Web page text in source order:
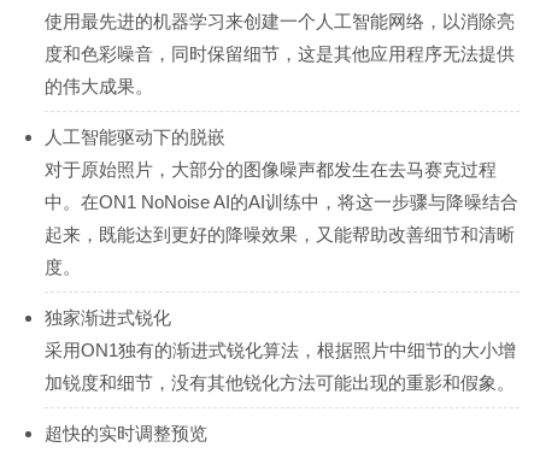
使用最先进的机器学习来创建一个人工智能网络，以消除亮
度和色彩噪音，同时保留细节，这是其他应用程序无法提供
的伟大成果。
人工智能驱动下的脱嵌
对于原始照片，大部分的图像噪声都发生在去马赛克过程
中。在ON1 NoNoise AI的AI训练中，将这一步骤与降噪结合
起来，既能达到更好的降噪效果，又能帮助改善细节和清晰
度。
独家渐进式锐化
采用ON1独有的渐进式锐化算法，根据照片中细节的大小增
加锐度和细节，没有其他锐化方法可能出现的重影和假象。
超快的实时调整预览